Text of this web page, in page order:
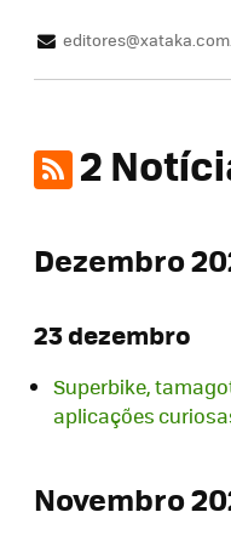
2
Dezembro
23 dezembro
Superbike,
aplicações
Novembro